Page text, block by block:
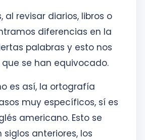
al revisar diarios, libros o
diferencias en la
palabras y esto nos
se han equivocado.
es así, la ortografía
muy específicos, sí es
americano. Esto se
anteriores, los